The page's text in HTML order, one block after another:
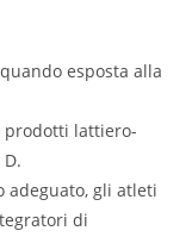
esposta alla
prodotti lattiero-
adeguato, gli atleti
di